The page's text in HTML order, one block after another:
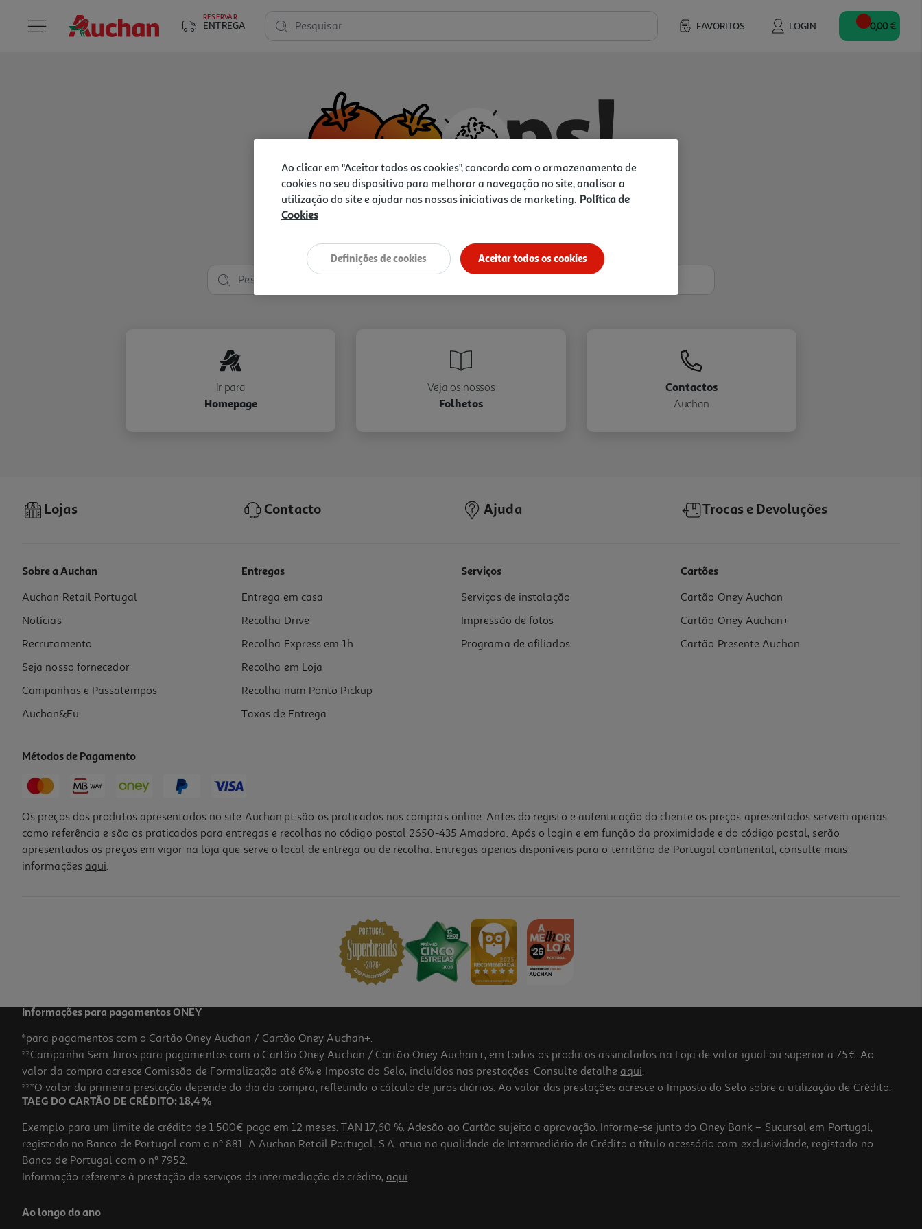
RESERVAR
ENTREGA FAVORITOS LOGIN
Pesquisar 0,00 €
Vamos tentar de novo?
Ir para
Homepage
Veja os nossos
Folhetos
Contactos
Auchan
Lojas Contacto Ajuda Trocas e Devoluções
Sobre a Auchan
Auchan Retail Portugal
Notícias
Recrutamento
Seja nosso fornecedor
Campanhas e Passatempos
Auchan&Eu
Entregas
Entrega em casa
Recolha Drive
Recolha Express em 1h
Recolha em Loja
Recolha num Ponto Pickup
Taxas de Entrega
Serviços
Serviços de instalação
Impressão de fotos
Programa de afiliados
Cartões
Cartão Oney Auchan
Cartão Oney Auchan+
Cartão Presente Auchan
Métodos de Pagamento
Os preços dos produtos apresentados no site Auchan.pt são os praticados nas compras online. Antes do registo e autenticação do cliente os preços apresentados servem apenas
como referência e são os praticados para entregas e recolhas no código postal 2650-435 Amadora. Após o login e em função da proximidade e do código postal, serão
apresentados os preços em vigor na loja que serve o local de entrega ou de recolha. Entregas apenas disponíveis para o território de Portugal continental, consulte mais
informações aqui.
Informações para pagamentos ONEY
*para pagamentos com o Cartão Oney Auchan / Cartão Oney Auchan+.
**Campanha Sem Juros para pagamentos com o Cartão Oney Auchan / Cartão Oney Auchan+, em todos os produtos assinalados na Loja de valor igual ou superior a 75€. Ao
valor da compra acresce Comissão de Formalização até 6% e Imposto do Selo, incluídos nas prestações. Consulte detalhe aqui.
***O valor da primeira prestação depende do dia da compra, refletindo o cálculo de juros diários. Ao valor das prestações acresce o Imposto do Selo sobre a utilização de Crédito.
TAEG DO CARTÃO DE CRÉDITO: 18,4 %
Exemplo para um limite de crédito de 1.500€ pago em 12 meses. TAN 17,60 %. Adesão ao Cartão sujeita a aprovação. Informe-se junto do Oney Bank – Sucursal em Portugal,
registado no Banco de Portugal com o nº 881. A Auchan Retail Portugal, S.A. atua na qualidade de Intermediário de Crédito a título acessório com exclusividade, registado no
Banco de Portugal com o nº 7952.
Informação referente à prestação de serviços de intermediação de crédito, aqui.
Ao longo do ano
Ao clicar em "Aceitar todos os cookies", concorda com o armazenamento de
cookies no seu dispositivo para melhorar a navegação no site, analisar a
utilização do site e ajudar nas nossas iniciativas de marketing. Política de
Cookies
Aceitar todos os cookies
Definições de cookies